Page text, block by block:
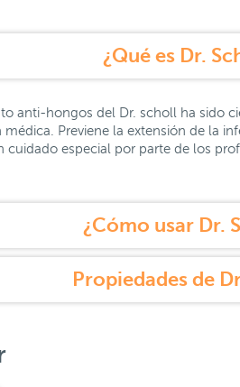
¿Qué es Dr.
anti-hongos del Dr. scholl ha sido
médica. Previene la extensión de la
cuidado especial por parte de los
¿Cómo usar Dr.
Propiedades de